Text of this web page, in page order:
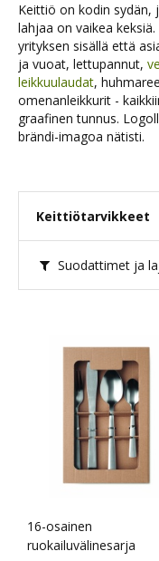
Keittiö on kodin sydän,
lahjaa on vaikea
yrityksen sisällä että
ja vuoat, lettupannut,
leikkuulaudat,
omenanleikkurit -
graafinen tunnus.
brändi-imagoa nätisti.
Keittiötarvikkeet
Suodattimet ja
16-osainen
ruokailuvälinesarja